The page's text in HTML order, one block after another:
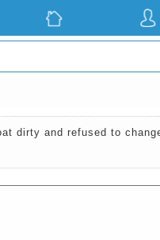
dirty and refused to